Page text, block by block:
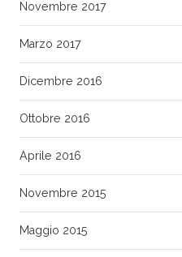
Novembre 2017
Marzo 2017
Dicembre 2016
Ottobre 2016
Aprile 2016
Novembre 2015
Maggio 2015